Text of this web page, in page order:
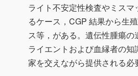
ライト不安定性検査やミス
るケース，CGP 結果から生
ス等，がある。遺伝性腫瘍
ライエントおよび血縁者の
家を交えながら提供される必